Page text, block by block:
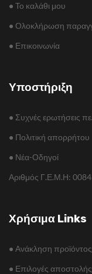
• Το καλάθι μου
• Ολοκλήρωση
• Επικοινωνία
Υποστήριξη
• Συχνές ερωτήσεις
• Πολιτική απορρήτου
• Νέα-Οδηγοί
Αριθμός Γ.Ε.Μ.Η:
Χρήσιμα Links
• Ανάκληση προϊόντος
• Επιλογές αποστολής